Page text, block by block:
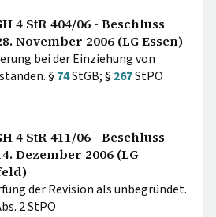
4 StR 404/06 - Beschluss
November 2006 (LG Essen)
bei der Einziehung von
§ 74StGB; § 267StPO
4 StR 411/06 - Beschluss
Dezember 2006 (LG
der Revision als unbegründet.
2 StPO